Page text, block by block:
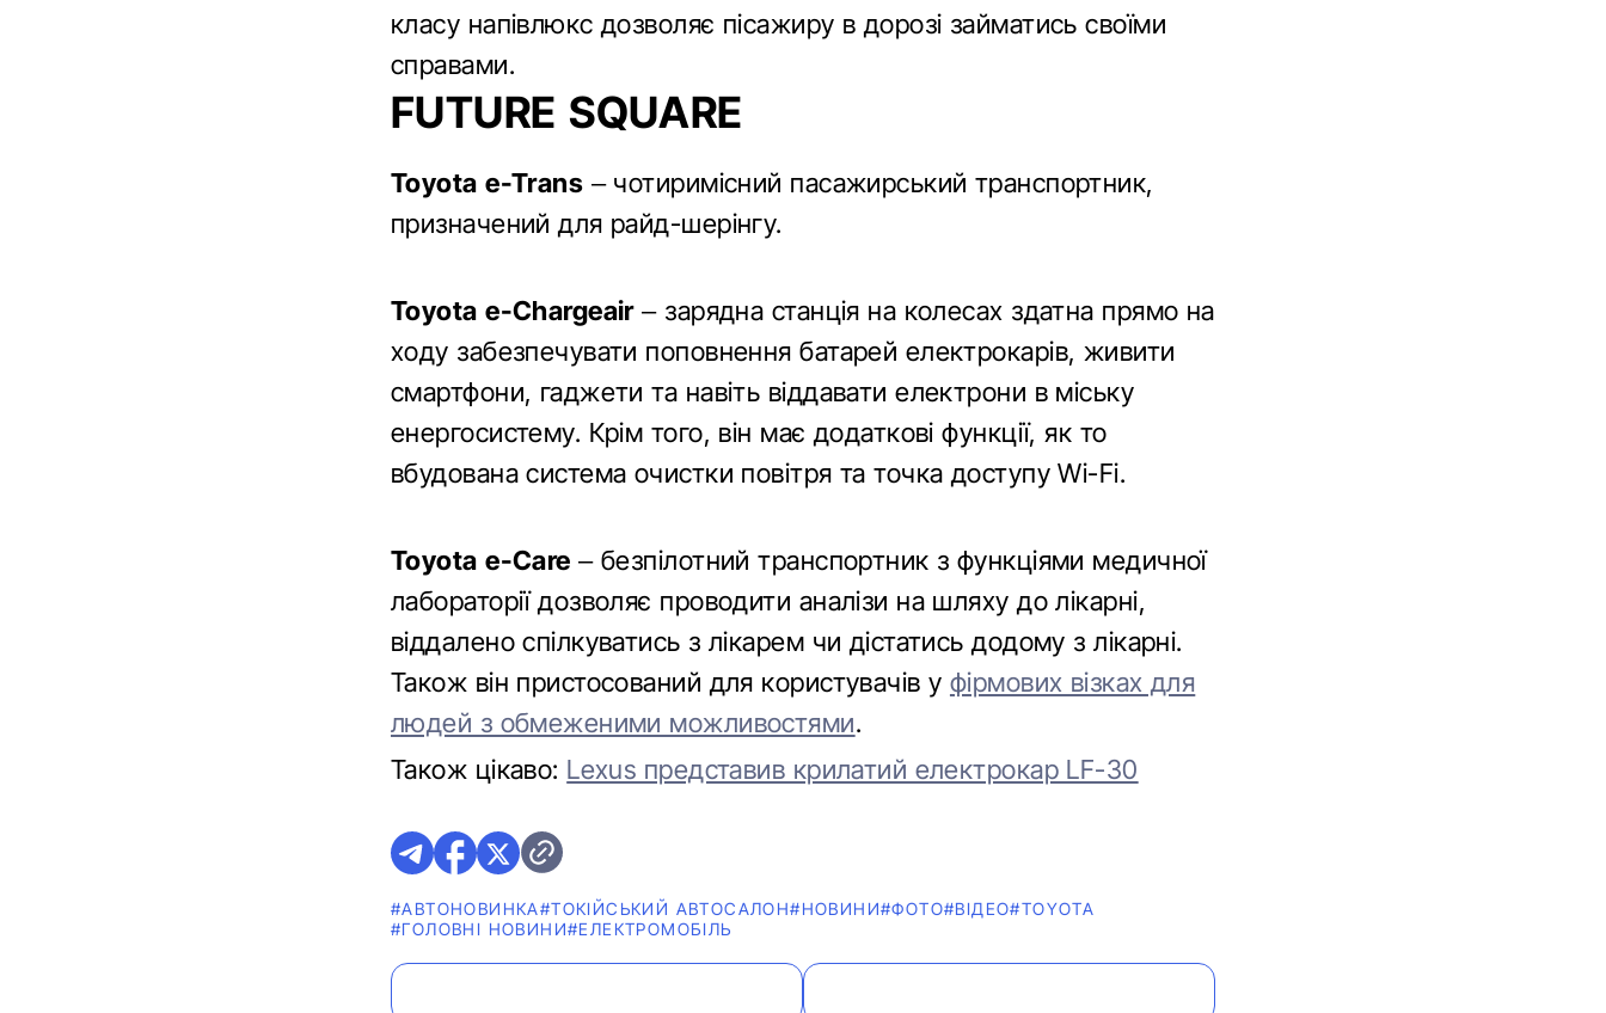
класу напівлюкс дозволяє пісажиру в дорозі займатись своїми
справами.
FUTURE SQUARE
Toyota e-Trans – чотиримісний пасажирський транспортник,
призначений для райд-шерінгу.
Toyota e-Chargeair– зарядна станція на колесах здатна прямо на
ходу забезпечувати поповнення батарей електрокарів, живити
смартфони, гаджети та навіть віддавати електрони в міську
енергосистему. Крім того, він має додаткові функції, як то
вбудована система очистки повітря та точка доступу Wi-Fi.
Toyota e-Care– безпілотний транспортник з функціями медичної
лабораторії дозволяє проводити аналізи на шляху до лікарні,
віддалено спілкуватись з лікарем чи дістатись додому з лікарні.
Також він пристосований для користувачів у фірмових візках для
людей з обмеженими можливостями.
Також цікаво: Lexus представив крилатий електрокар LF-30
#АВТОНОВИНКА#ТОКІЙСЬКИЙ АВТОСАЛОН#НОВИНИ#ФОТО#ВІДЕО#TOYOTA
#ГОЛОВНІ НОВИНИ#ЕЛЕКТРОМОБІЛЬ